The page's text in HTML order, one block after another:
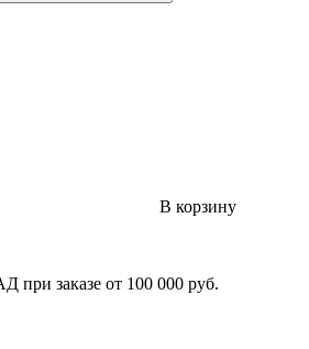
В корзину
при заказе от 100 000 руб.